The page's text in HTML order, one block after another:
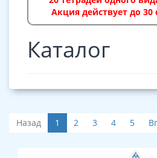
Акция действует до 30
Каталог
Назад 1 2 3 4 5